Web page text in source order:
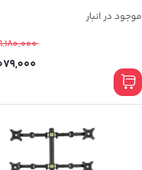
موجود در انبار
9,180,000